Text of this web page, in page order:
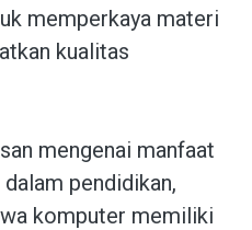
memperkaya materi
kualitas
mengenai manfaat
pendidikan,
komputer memiliki